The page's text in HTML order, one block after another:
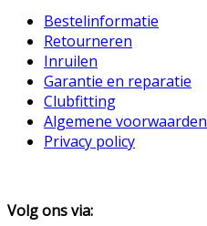
Bestelinformatie
Retourneren
Inruilen
Garantie en reparatie
Clubfitting
Algemene voorwaarden
Privacy policy
Volg ons via: